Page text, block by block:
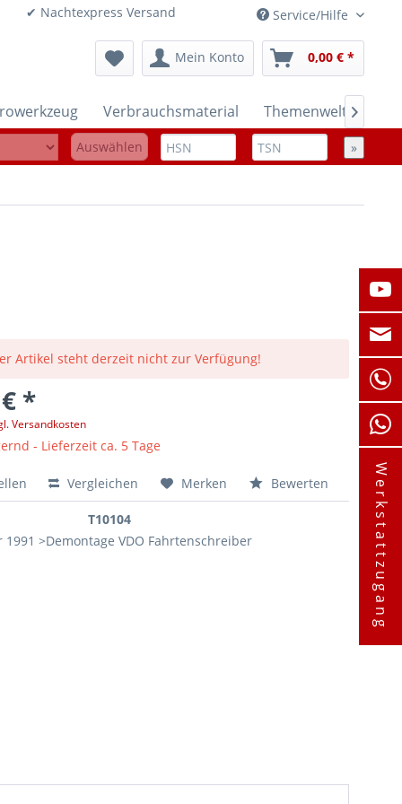
✔ Nachtexpress Versand Service/Hilfe
Mein Konto 0,00 € *
Verbrauchsmaterial Themenwelten

Auswählen »
Artikel steht derzeit nicht zur Verfügung!
*
Versandkosten
- Lieferzeit ca. 5 Tage
Vergleichen Merken Bewerten
T10104
>Demontage VDO Fahrtenschreiber
Werkstattzugang